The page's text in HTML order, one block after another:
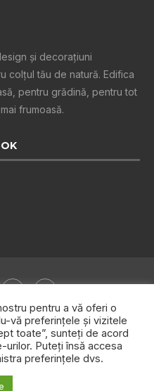
şi decoraţiuni
colţul tău de natură. Edifica
pentru grădină, pentru tot
frumoasă.
de confidențialitate
pentru a vă oferi o
vă preferințele și vizitele
toate”, sunteți de acord
urilor. Puteți însă accesa
preferințele dvs.